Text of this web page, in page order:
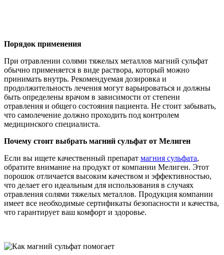
Порядок применения
При отравлении солями тяжелых металлов магний сульфат
обычно применяется в виде раствора, который можно
принимать внутрь. Рекомендуемая дозировка и
продолжительность лечения могут варьироваться и должны
быть определены врачом в зависимости от степени
отравления и общего состояния пациента. Не стоит забывать,
что самолечение должно проходить под контролем
медицинского специалиста.
Почему стоит выбрать магний сульфат от Мелиген
Если вы ищете качественный препарат магния сульфата,
обратите внимание на продукт от компании Мелиген. Этот
порошок отличается высоким качеством и эффективностью,
что делает его идеальным для использования в случаях
отравления солями тяжелых металлов. Продукция компании
имеет все необходимые сертификаты безопасности и качества,
что гарантирует ваш комфорт и здоровье.